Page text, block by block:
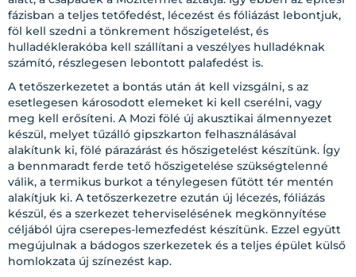
fázisban a teljes tetőfedést, lécezést és fóliázást lebontjuk,
föl kell szedni a tönkrement hőszigetelést, és
hulladéklerakóba kell szállítani a veszélyes hulladéknak
számító, részlegesen lebontott palafedést is.
A tetőszerkezetet a bontás után át kell vizsgálni, s az
esetlegesen károsodott elemeket ki kell cserélni, vagy
meg kell erősíteni. A Mozi fölé új akusztikai álmennyezet
készül, melyet tűzálló gipszkarton felhasználásával
alakítunk ki, fölé párazárást és hőszigetelést készítünk. Így
a bennmaradt ferde tető hőszigetelése szükségtelenné
válik, a termikus burkot a ténylegesen fűtött tér mentén
alakítjuk ki. A tetőszerkezetre ezután új lécezés, fóliázás
készül, és a szerkezet teherviselésének megkönnyítése
céljából újra cserepes-lemezfedést készítünk. Ezzel együtt
megújulnak a bádogos szerkezetek és a teljes épület külső
homlokzata új színezést kap.